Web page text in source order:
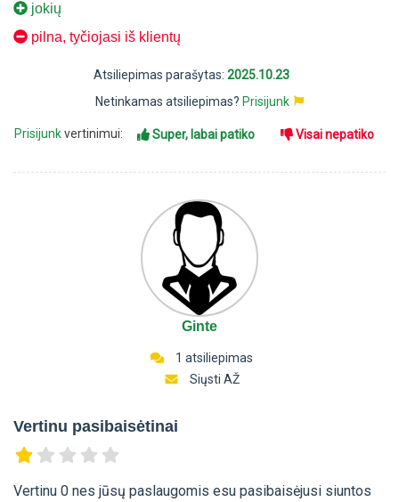
jokių
pilna, tyčiojasi iš klientų
Atsiliepimas parašytas: 2025.10.23
Netinkamas atsiliepimas? Prisijunk
Prisijunkvertinimui: Super, labai patiko Visai nepatiko
Ginte
1 atsiliepimas
Siųsti AŽ
Vertinu pasibaisėtinai
Vertinu 0 nes jūsų paslaugomis esu pasibaisėjusi siuntos